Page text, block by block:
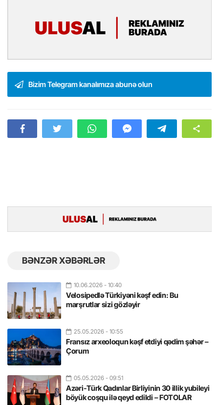
Bizim Telegram kanalımıza abunə olun
BƏNZƏR XƏBƏRLƏR
10.06.2026 - 10:40
Velosipedlə Türkiyəni kəşf edin: Bu
marşrutlar sizi gözləyir
25.05.2026 - 10:55
Fransız arxeoloqun kəşf etdiyi qədim şəhər –
Çorum
05.05.2026 - 09:51
Azəri-Türk Qadınlar Birliyinin 30 illik yubileyi
böyük coşqu ilə qeyd edildi – FOTOLAR